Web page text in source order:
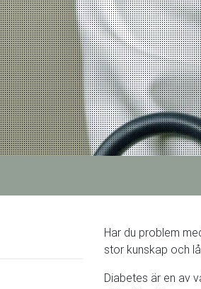
Har du problem
stor kunskap och
Diabetes är en av